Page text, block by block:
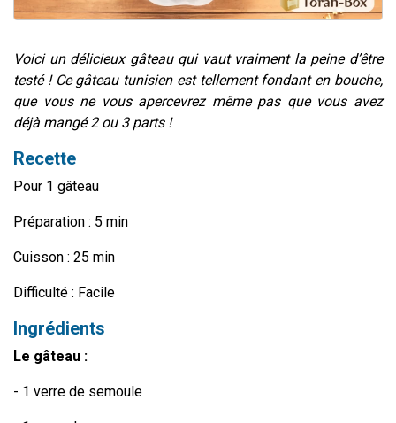
Voici un délicieux gâteau qui vaut vraiment la peine d’être
testé ! Ce gâteau tunisien est tellement fondant en bouche,
que vous ne vous apercevrez même pas que vous avez
déjà mangé 2 ou 3 parts !
Recette
Pour 1 gâteau
Préparation : 5 min
Cuisson : 25 min
Difficulté : Facile
Ingrédients
Le gâteau :
- 1 verre de semoule